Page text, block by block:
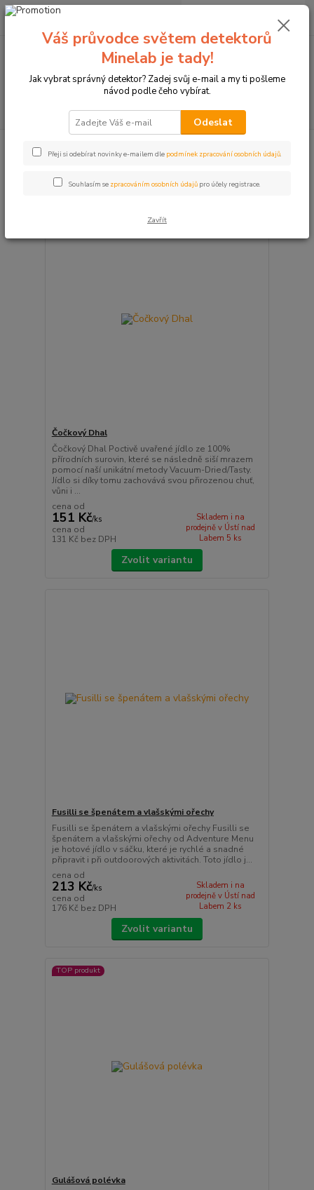
+420774877333
0 Kč
Výrobce: Adveture Menu
strana z 1
Čočkový Dhal
Čočkový Dhal Poctivě uvařené jídlo ze 100%
přírodních surovin, které se následně siší mrazem
pomocí naší unikátní metody Vacuum-Dried/Tasty.
Jídlo si díky tomu zachovává svou přirozenou chuť,
vůni i ...
cena od
151 Kč/ks
cena od
131 Kč bez DPH
Skladem i na
prodejně v Ústí nad
Labem 5 ks
Zvolit variantu
Fusilli se špenátem a vlašskými ořechy
Fusilli se špenátem a vlašskými ořechy Fusilli se
špenátem a vlašskými ořechy od Adventure Menu
je hotové jídlo v sáčku, které je rychlé a snadné
připravit i při outdoorových aktivitách. Toto jídlo j...
cena od
213 Kč/ks
cena od
176 Kč bez DPH
Skladem i na
prodejně v Ústí nad
Labem 2 ks
Zvolit variantu
TOP produkt
Gulášová polévka
Váš průvodce světem detektorů
Minelab je tady!
Jak vybrat správný detektor? Zadej svůj e-mail a my ti pošleme
návod podle čeho vybírat.
Odeslat
Přeji si odebírat novinky e-mailem dle podmínek zpracování osobních údajů.
Souhlasím se zpracováním osobních údajů pro účely registrace.
Zavřít